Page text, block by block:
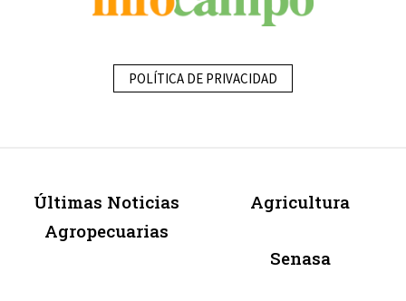
POLÍTICA DE PRIVACIDAD
Últimas Noticias
Agropecuarias
Agricultura
Senasa